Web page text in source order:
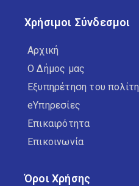
Χρήσιμοι Σύνδεσμοι
Αρχική
Ο Δήμος μας
Εξυπηρέτηση του πολίτη
eΥπηρεσίες
Επικαιρότητα
Επικοινωνία
Όροι Χρήσης